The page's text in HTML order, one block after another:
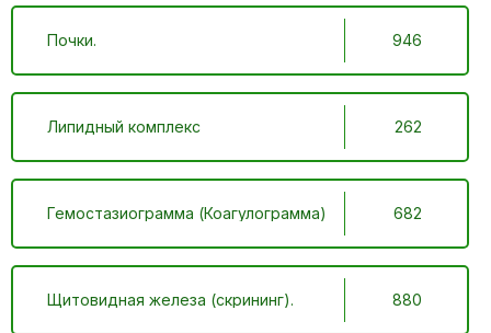
Почки. 946
Липидный комплекс 262
Гемостазиограмма (Коагулограмма) 682
Щитовидная железа (скрининг). 880